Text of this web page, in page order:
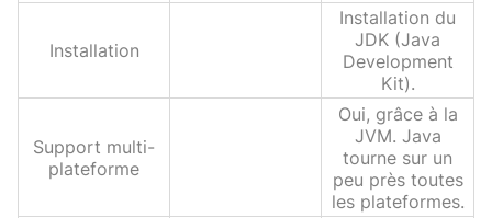
Installation
Installation du
JDK (Java
Development
Kit).
Support multi-
plateforme
Oui, grâce à la
JVM. Java
tourne sur un
peu près toutes
les plateformes.